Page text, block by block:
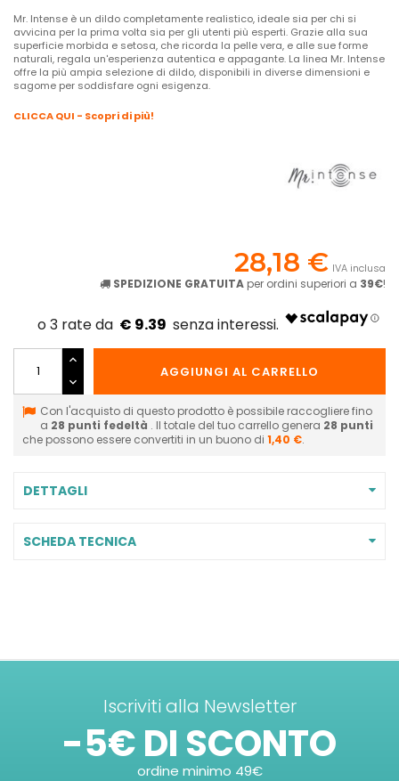
Mr. Intense è un dildo completamente realistico, ideale sia per chi si
avvicina per la prima volta sia per gli utenti più esperti. Grazie alla sua
superficie morbida e setosa, che ricorda la pelle vera, e alle sue forme
naturali, regala un'esperienza autentica e appagante. La linea Mr. Intense
offre la più ampia selezione di dildo, disponibili in diverse dimensioni e
sagome per soddisfare ogni esigenza.
CLICCA QUI - Scopri di più!
28,18 € IVA inclusa
SPEDIZIONE GRATUITA per ordini superiori a 39€!
€ 9.39
AGGIUNGI AL CARRELLO
Con l'acquisto di questo prodotto è possibile raccogliere fino
a 28 punti fedeltà . Il totale del tuo carrello genera 28 punti
che possono essere convertiti in un buono di 1,40 €.
DETTAGLI
SCHEDA TECNICA
Iscriviti alla Newsletter
-5€ DI SCONTO
ordine minimo 49€